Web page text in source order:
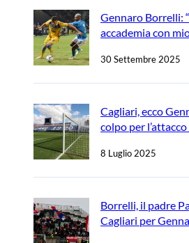
Gennaro Borrelli:
accademia con
30 Settembre 2025
Cagliari, ecco
colpo per
8 Luglio 2025
Borrelli, il padre
Cagliari per